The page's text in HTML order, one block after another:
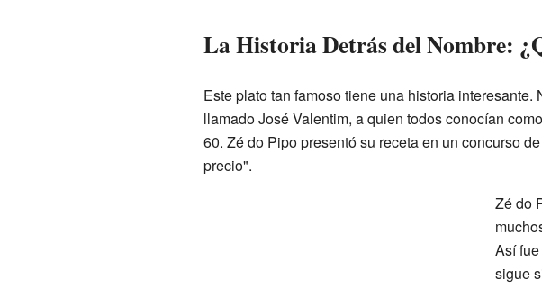
La Historia Detrás del Nombre:
Este plato tan famoso tiene una historia interesante.
llamado José Valentim, a quien todos conocían
60. Zé do Pipo presentó su receta en un concurso
precio".
Zé do
Así
sigue